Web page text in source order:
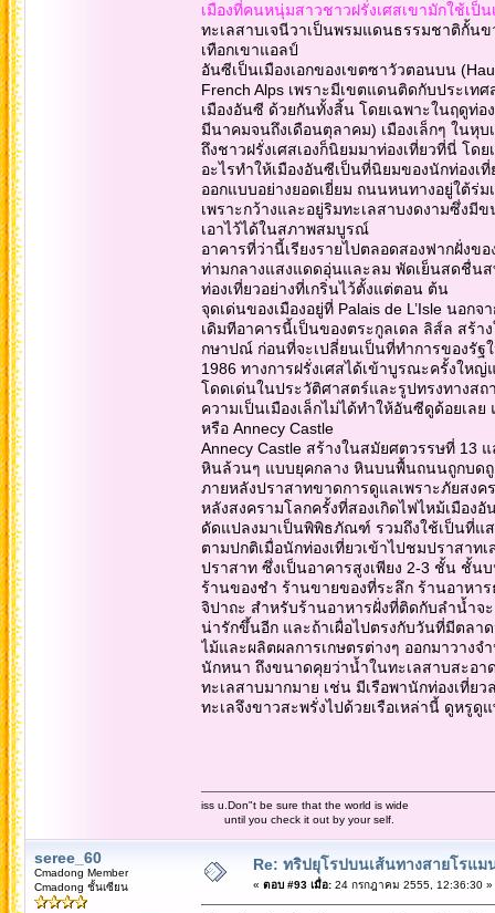
เมืองที่คนหนุ่มสาวชาวฝรั่งเศสเขามักใช้เป็
ทะเลสาบเจนีวาเป็นพรมแดนธรรมชาติกั้นข
เทือกเขาแอลป์
อันซีเป็นเมืองเอกของเขตซาวัวตอนบน
French Alps เพราะมีเขตแดนติดกับประเท
เมืองอันซี ด้วยกันทั้งสิ้น โดยเฉพาะในฤดูท่อ
มีนาคมจนถึงเดือนตุลาคม) เมืองเล็กๆ ในหุ
ถึงชาวฝรั่งเศสเองก็นิยมมาท่องเที่ยวที่นี่ โ
อะไรทำให้เมืองอันซีเป็นที่นิยมของนักท่องเ
ออกแบบอย่างยอดเยี่ยม ถนนหนทางอยู่ใต้
เพราะกว้างและอยู่ริมทะเลสาบงดงามซึ่งมี
เอาไว้ได้ในสภาพสมบูรณ์
อาคารที่ว่านี้เรียงรายไปตลอดสองฟากฝั่งข
ท่ามกลางแสงแดดอุ่นและลม พัดเย็นสดชื่นส
ท่องเที่ยวอย่างที่เกริ่นไว้ตั้งแต่ตอน ต้น
จุดเด่นของเมืองอยู่ที่ Palais de L’Isle นอ
เดิมทีอาคารนี้เป็นของตระกูลเดล ลิส์ล สร้
กษาปณ์ ก่อนที่จะเปลี่ยนเป็นที่ทำการของรัฐ
1986 ทางการฝรั่งเศสได้เข้าบูรณะครั้งให
โดดเด่นในประวัติศาสตร์และรูปทรงทางส
ความเป็นเมืองเล็กไม่ได้ทำให้อันซีดูด้อยเ
หรือ Annecy Castle
Annecy Castle สร้างในสมัยศตวรรษที่ 13
หินล้วนๆ แบบยุคกลาง หินบนพื้นถนนถูกบด
ภายหลังปราสาทขาดการดูแลเพราะภัยสง
หลังสงครามโลกครั้งที่สองเกิดไฟไหม้เมือ
ดัดแปลงมาเป็นพิพิธภัณฑ์ รวมถึงใช้เป็นที่แ
ตามปกติเมื่อนักท่องเที่ยวเข้าไปชมปราสาท
ปราสาท ซึ่งเป็นอาคารสูงเพียง 2-3 ชั้น ชั้
ร้านของชำ ร้านขายของที่ระลึก ร้านอาหา
จิปาถะ สำหรับร้านอาหารฝั่งที่ติดกับลำน้ำจ
น่ารักขึ้นอีก และถ้าเผื่อไปตรงกับวันที่มีตลา
ไม้และผลิตผลการเกษตรต่างๆ ออกมาวาง
นักหนา ถึงขนาดคุยว่าน้ำในทะเลสาบสะอา
ทะเลสาบมากมาย เช่น มีเรือพานักท่องเที่ย
ทะเลจึงขาวสะพรั่งไปด้วยเรือเหล่านี้ ดูหรูดู
iss u.Don"t be sure that the world is wide
until you check it out by your self.
seree_60
Cmadong Member
Cmadong ชั้นเซียน
Re: ทริปยุโรปบนเส้นทางสายโรแม
« ตอบ #93 เมื่อ:24 กรกฎาคม 2555, 12:36:30 »